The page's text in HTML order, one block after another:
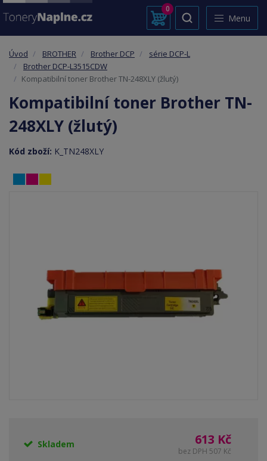
0
Menu
Úvod BROTHER Brother DCP
série DCP-L
Brother DCP-L3515CDW
Kompatibilní toner Brother TN-248XLY (žlutý)
Kompatibilní toner Brother TN-
248XLY (žlutý)
Kód zboží: K_TN248XLY
Skladem 613 Kč
bez DPH 507 Kč